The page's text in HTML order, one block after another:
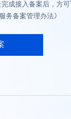
成接入备案后，方
务备案管理办法》